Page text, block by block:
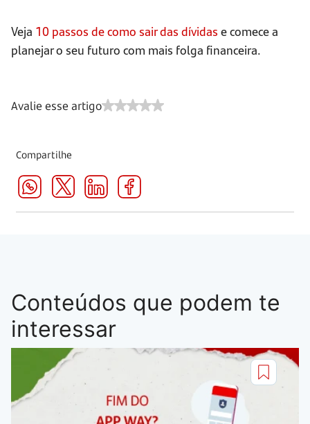
Veja 10 passos de como sair das dívidas e comece a
planejar o seu futuro com mais folga financeira.
Avalie esse artigo
Compartilhe
Conteúdos que podem te
interessar